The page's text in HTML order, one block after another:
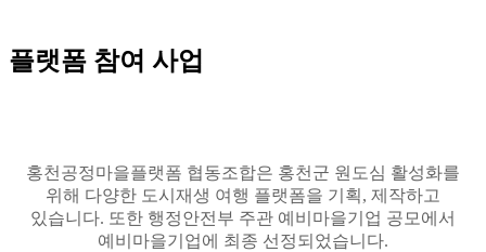
플랫폼 참여 사업
홍천공정마을플랫폼 협동조합은 홍천군 원도심 활성화를
위해 다양한 도시재생 여행 플랫폼을 기획, 제작하고
있습니다. 또한 행정안전부 주관 예비마을기업 공모에서
예비마을기업에 최종 선정되었습니다.